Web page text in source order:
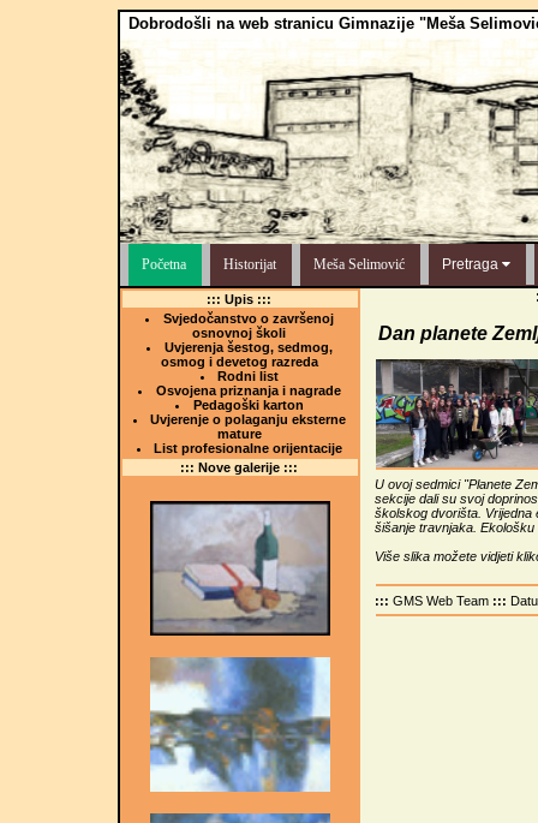
Dobrodošli na web stranicu Gimnazije "Meša
Početna Historijat Meša Selimović Pretraga
::: Upis :::
Svjedočanstvo o završenoj
osnovnoj školi
Uvjerenja šestog, sedmog,
osmog i devetog razreda
Rodni list
Osvojena priznanja i nagrade
Pedagoški karton
Uvjerenje o polaganju eksterne
mature
List profesionalne orijentacije
::: Nove galerije :::
Dan planete
U ovoj sedmici "Planete
sekcije dali su svoj
školskog dvorišta. Vrijedna
šišanje travnjaka.
Više slika možete vidjeti
:::GMS Web Team :::